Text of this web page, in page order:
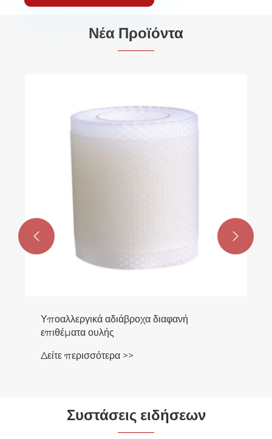
Νέα Προϊόντα
Υποαλλεργικά αδιάβροχα διαφανή
επιθέματα ουλής
Δείτε περισσότερα >>
 
Συστάσεις ειδήσεων